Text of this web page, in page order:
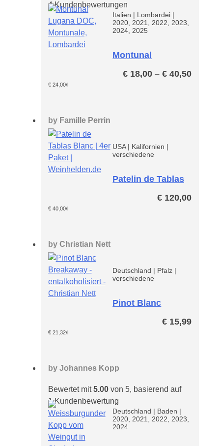
4Kundenbewertungen
Italien | Lombardei |
2020, 2021, 2022, 2023,
2024, 2025
Montunal
€ 18,00 –€ 40,50
€24,00/l
by Famille Perrin
USA| Kalifornien |
verschiedene
Patelin de Tablas
€ 120,00
€40,00/l
by Christian Nett
Deutschland | Pfalz |
verschiedene
Pinot Blanc
entalkoholisiert-
€ 15,99
€21,32/l
by Johannes Kopp
Bewertet mit5.00von 5, basierend auf
1Kundenbewertung
Deutschland | Baden |
2020, 2021, 2022, 2023,
2024